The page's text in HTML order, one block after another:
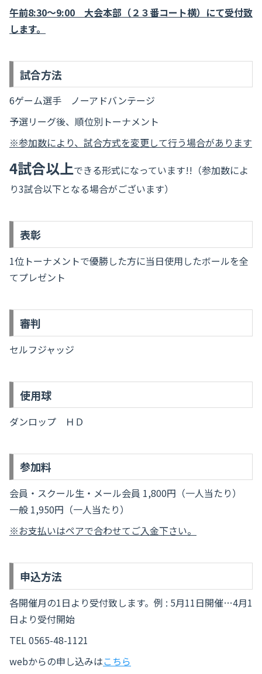
午前8:30～9:00 大会本部（２３番コート横）にて受付致
します。
試合方法
6ゲーム選手 ノーアドバンテージ
予選リーグ後、順位別トーナメント
※参加数により、試合方式を変更して行う場合があります
4試合以上できる形式になっています!!（参加数によ
り3試合以下となる場合がございます）
表彰
1位トーナメントで優勝した方に当日使用したボールを全
てプレゼント
審判
セルフジャッジ
使用球
ダンロップ ＨＤ
参加料
会員・スクール生・メール会員 1,800円（一人当たり）
一般 1,950円（一人当たり）
※お支払いはペアで合わせてご入金下さい。
申込方法
各開催月の1日より受付致します。例 : 5月11日開催…4月1
日より受付開始
TEL 0565-48-1121
webからの申し込みはこちら